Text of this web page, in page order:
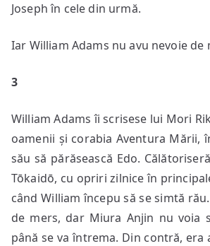
Joseph în cele din urmă.
Iar William Adams nu avu nevoie
3
William Adams îi scrisese lui Mori
oamenii și corabia Aventura Mării,
său să părăsească Edo.
Tōkaidō, cu opriri zilnice în
când William începu să se simtă
de mers, dar Miura Anjin nu voia
până se va întrema. Din contră,